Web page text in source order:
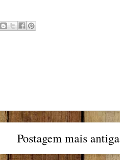
Postagem mais antiga